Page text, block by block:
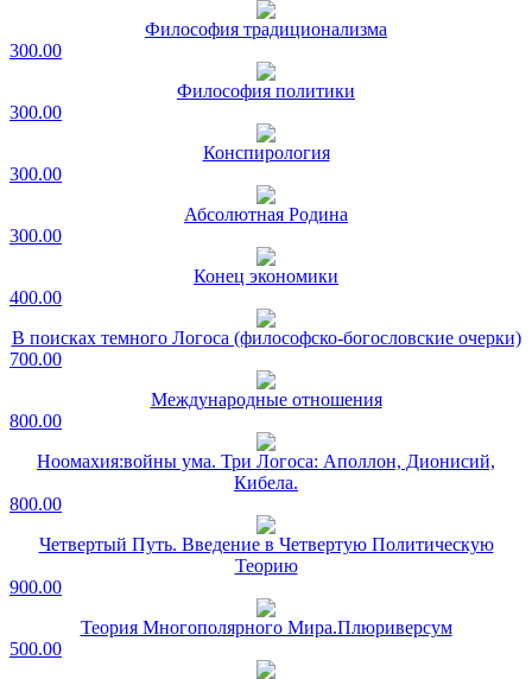
Философия традиционализма
300.00
Философия политики
300.00
Конспирология
300.00
Абсолютная Родина
300.00
Конец экономики
400.00
В поисках темного Логоса (философско-богословские очерки)
700.00
Международные отношения
800.00
Ноомахия:войны ума. Три Логоса: Аполлон, Дионисий,
Кибела.
800.00
Четвертый Путь. Введение в Четвертую Политическую
Теорию
900.00
Теория Многополярного Мира.Плюриверсум
500.00